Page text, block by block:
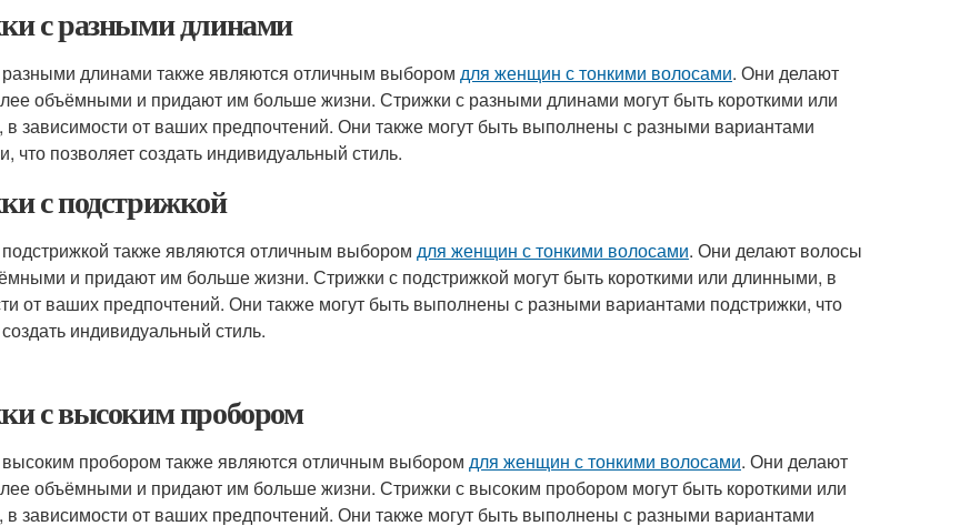
с разными длинами
длинами также являются отличным выбором для женщин с тонкими волосами. Они делают
объёмными и придают им больше жизни. Стрижки с разными длинами могут быть короткими или
зависимости от ваших предпочтений. Они также могут быть выполнены с разными вариантами
что позволяет создать индивидуальный стиль.
с подстрижкой
также являются отличным выбором для женщин с тонкими волосами. Они делают волосы
и придают им больше жизни. Стрижки с подстрижкой могут быть короткими или длинными, в
от ваших предпочтений. Они также могут быть выполнены с разными вариантами подстрижки, что
индивидуальный стиль.
с высоким пробором
пробором также являются отличным выбором для женщин с тонкими волосами. Они делают
объёмными и придают им больше жизни. Стрижки с высоким пробором могут быть короткими или
зависимости от ваших предпочтений. Они также могут быть выполнены с разными вариантами